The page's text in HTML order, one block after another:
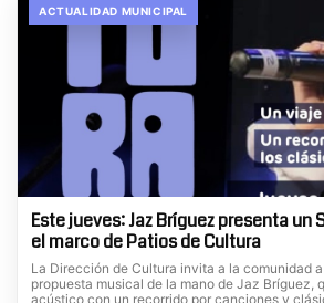
ACTUALIDAD MUNICIPAL
Este jueves: Jaz Bríguez presenta un
el marco de Patios de Cultura
La Dirección de Cultura invita a la comunidad
propuesta musical de la mano de Jaz Bríguez,
acústico con un recorrido por canciones y